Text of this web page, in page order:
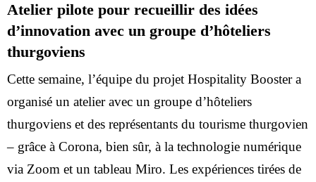
Atelier pilote pour recueillir des idées
d’innovation avec un groupe d’hôteliers
thurgoviens
Cette semaine, l’équipe du projet Hospitality Booster a
organisé un atelier avec un groupe d’hôteliers
thurgoviens et des représentants du tourisme thurgovien
– grâce à Corona, bien sûr, à la technologie numérique
via Zoom et un tableau Miro. Les expériences tirées de